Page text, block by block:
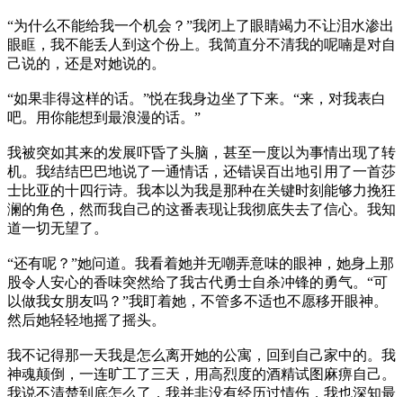
“为什么不能给我一个机会？”我闭上了眼睛竭力不让泪水渗出
眼眶，我不能丢人到这个份上。我简直分不清我的呢喃是对自
己说的，还是对她说的。
“如果非得这样的话。”悦在我身边坐了下来。“来，对我表白
吧。用你能想到最浪漫的话。”
我被突如其来的发展吓昏了头脑，甚至一度以为事情出现了转
机。我结结巴巴地说了一通情话，还错误百出地引用了一首莎
士比亚的十四行诗。我本以为我是那种在关键时刻能够力挽狂
澜的角色，然而我自己的这番表现让我彻底失去了信心。我知
道一切无望了。
“还有呢？”她问道。我看着她并无嘲弄意味的眼神，她身上那
股令人安心的香味突然给了我古代勇士自杀冲锋的勇气。“可
以做我女朋友吗？”我盯着她，不管多不适也不愿移开眼神。
然后她轻轻地摇了摇头。
我不记得那一天我是怎么离开她的公寓，回到自己家中的。我
神魂颠倒，一连旷工了三天，用高烈度的酒精试图麻痹自己。
我说不清楚到底怎么了，我并非没有经历过情伤，我也深知最